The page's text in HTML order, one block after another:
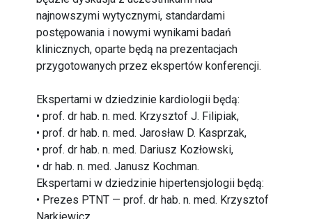
najnowszymi wytycznymi, standardami
postępowania i nowymi wynikami badań
klinicznych, oparte będą na prezentacjach
przygotowanych przez ekspertów konferencji.
Ekspertami w dziedzinie kardiologii będą:
• prof. dr hab. n. med. Krzysztof J. Filipiak,
• prof. dr hab. n. med. Jarosław D. Kasprzak,
• prof. dr hab. n. med. Dariusz Kozłowski,
• dr hab. n. med. Janusz Kochman.
Ekspertami w dziedzinie hipertensjologii będą:
• Prezes PTNT — prof. dr hab. n. med. Krzysztof